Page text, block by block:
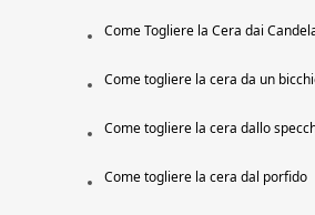
Come Togliere la Cera dai
Come togliere la cera da un
Come togliere la cera dallo
Come togliere la cera dal porfido